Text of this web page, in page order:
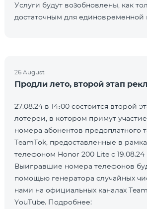
Услуги будут возобновлены, как
достаточным для единовременной
26 August
Продли лето, второй этап
27.08.24 в 14։00 состоится второй
лотереи, в котором примут
номера абонентов предоплатного
TeamTok, предоставленные в
телефоном Honor 200 Lite с 19.08.24
Выигравшие номера телефонов
помощью генератора случайных
нами на официальных каналах
YouTube. Подробнее: